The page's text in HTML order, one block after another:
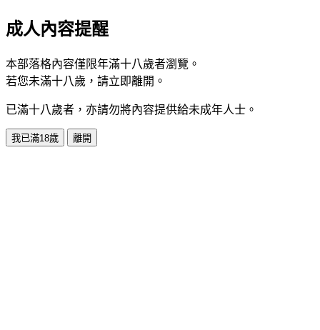
成人內容提醒
本部落格內容僅限年滿十八歲者瀏覽。
若您未滿十八歲，請立即離開。
已滿十八歲者，亦請勿將內容提供給未成年人士。
我已滿18歲 離開